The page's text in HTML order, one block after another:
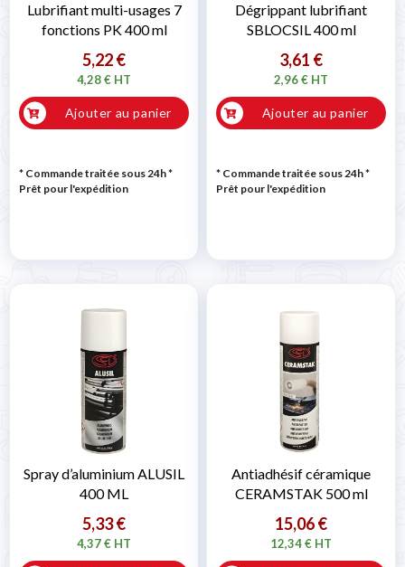
Lubrifiant multi-usages 7
fonctions PK 400 ml
5,22 €
4,28 € HT
Ajouter au panier
* Commande traitée sous 24h*
Prêt pour l'expédition
Dégrippant lubrifiant
SBLOCSIL 400 ml
3,61 €
2,96 € HT
Ajouter au panier
* Commande traitée sous 24h*
Prêt pour l'expédition
Spray d’aluminium ALUSIL
400 ML
5,33 €
4,37 € HT
Antiadhésif céramique
CERAMSTAK 500 ml
15,06 €
12,34 € HT